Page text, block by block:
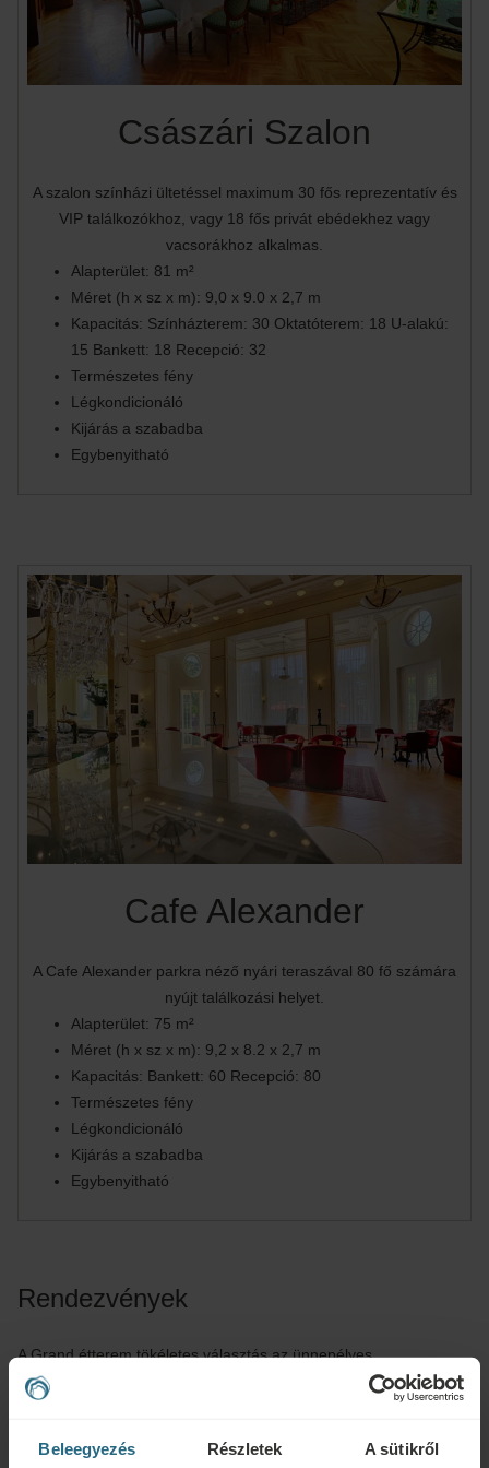
Beleegyezés Részletek A sütikről
Császári Szalon
A szalon színházi ültetéssel maximum 30 fős reprezentatív és
VIP találkozókhoz, vagy 18 fős privát ebédekhez vagy
vacsorákhoz alkalmas.
Alapterület: 81 m²
Méret (h x sz x m): 9,0 x 9.0 x 2,7 m
Kapacitás: Színházterem: 30 Oktatóterem: 18 U-alakú:
15 Bankett: 18 Recepció: 32
Természetes fény
Légkondicionáló
Kijárás a szabadba
Egybenyitható
Cafe Alexander
A Cafe Alexander parkra néző nyári teraszával 80 fő számára
nyújt találkozási helyet.
Alapterület: 75 m²
Méret (h x sz x m): 9,2 x 8.2 x 2,7 m
Kapacitás: Bankett: 60 Recepció: 80
Természetes fény
Légkondicionáló
Kijárás a szabadba
Egybenyitható
Rendezvények
A Grand étterem tökéletes választás az ünnepélyes
fogadásokhoz, komoly bankettekhez vagy exkluzív esküvőkhöz.
Teljes befogadóképesség: akár 200 személy. Emellett az Irma
környezetet biztosít a 70 főt vendégül látó bankettekhez. A